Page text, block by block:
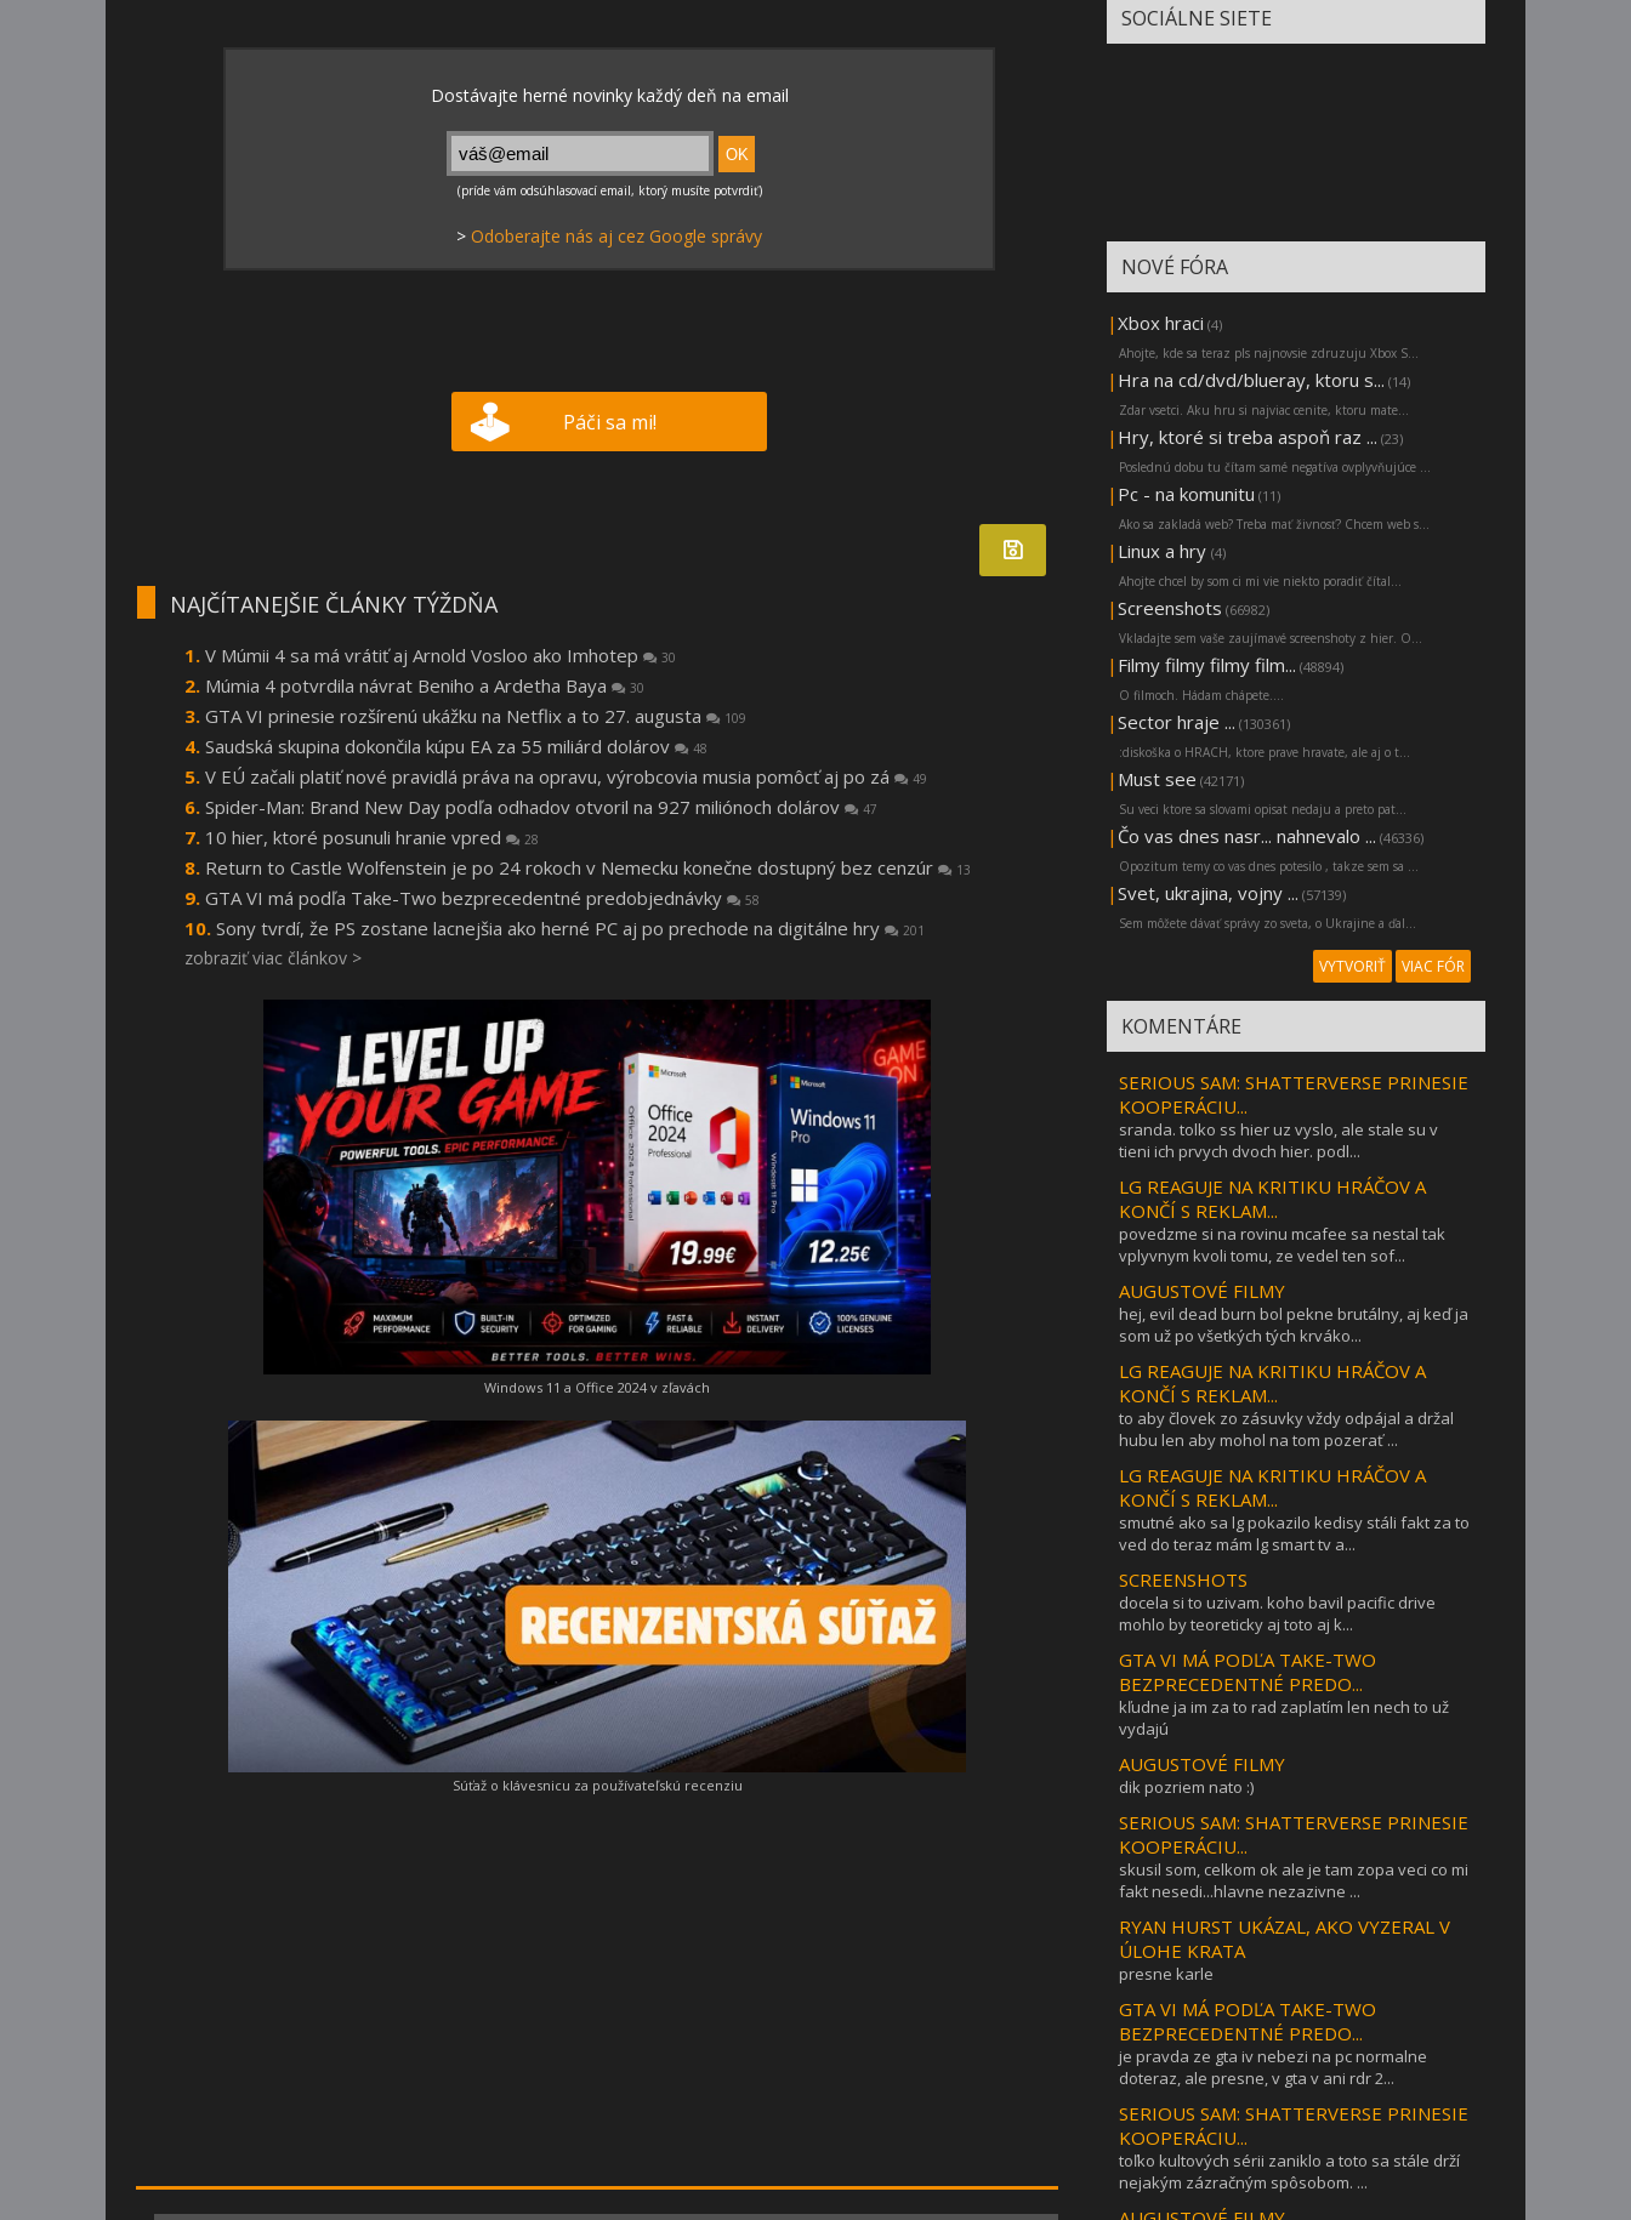
> Odoberajte nás aj cez Google správy
Páči sa mi!
NAJČÍTANEJŠIE ČLÁNKY TÝŽDŇA
V Múmii 4 sa má vrátiť aj Arnold Vosloo ako Imhotep 30
Múmia 4 potvrdila návrat Beniho a Ardetha Baya 30
GTA VI prinesie rozšírenú ukážku na Netflix a to 27. augusta 109
Saudská skupina dokončila kúpu EA za 55 miliárd dolárov 48
V EÚ začali platiť nové pravidlá práva na opravu, výrobcovia musia pomôcť aj po zá 49
Spider-Man: Brand New Day podľa odhadov otvoril na 927 miliónoch dolárov 47
10 hier, ktoré posunuli hranie vpred 28
Return to Castle Wolfenstein je po 24 rokoch v Nemecku konečne dostupný bez cenzúr 13
GTA VI má podľa Take-Two bezprecedentné predobjednávky 58
Sony tvrdí, že PS zostane lacnejšia ako herné PC aj po prechode na digitálne hry 201
zobraziť viac článkov >
Windows 11 a Office 2024 v zľavách
Súťaž o klávesnicu za používateľskú recenziu
SOCIÁLNE SIETE
NOVÉ FÓRA
| Xbox hraci (4)
Ahojte, kde sa teraz pls najnovsie zdruzuju Xbox S...
| Hra na cd/dvd/blueray, ktoru s... (14)
Zdar vsetci. Aku hru si najviac cenite, ktoru mate...
| Hry, ktoré si treba aspoň raz ... (23)
Poslednú dobu tu čítam samé negatíva ovplyvňujúce ...
| Pc - na komunitu (11)
Ako sa zakladá web? Treba mať živnosť? Chcem web s...
| Linux a hry (4)
Ahojte chcel by som ci mi vie niekto poradiť čítal...
| Screenshots (66982)
Vkladajte sem vaše zaujímavé screenshoty z hier. O...
| Filmy filmy filmy film... (48894)
O filmoch. Hádam chápete....
| Sector hraje ... (130361)
:diskoška o HRACH, ktore prave hravate, ale aj o t...
| Must see (42171)
Su veci ktore sa slovami opisat nedaju a preto pat...
| Čo vas dnes nasr... nahnevalo ... (46336)
Opozitum temy co vas dnes potesilo , takze sem sa ...
| Svet, ukrajina, vojny ... (57139)
Sem môžete dávať správy zo sveta, o Ukrajine a ďal...
VYTVORIŤ VIAC FÓR
KOMENTÁRE
SERIOUS SAM: SHATTERVERSE PRINESIE
KOOPERÁCIU...
sranda. tolko ss hier uz vyslo, ale stale su v
tieni ich prvych dvoch hier. podl...
LG REAGUJE NA KRITIKU HRÁČOV A
KONČÍ S REKLAM...
povedzme si na rovinu mcafee sa nestal tak
vplyvnym kvoli tomu, ze vedel ten sof...
AUGUSTOVÉ FILMY
hej, evil dead burn bol pekne brutálny, aj keď ja
som už po všetkých tých krváko...
LG REAGUJE NA KRITIKU HRÁČOV A
KONČÍ S REKLAM...
to aby človek zo zásuvky vždy odpájal a držal
hubu len aby mohol na tom pozerať ...
LG REAGUJE NA KRITIKU HRÁČOV A
KONČÍ S REKLAM...
smutné ako sa lg pokazilo kedisy stáli fakt za to
ved do teraz mám lg smart tv a...
SCREENSHOTS
docela si to uzivam. koho bavil pacific drive
mohlo by teoreticky aj toto aj k...
GTA VI MÁ PODĽA TAKE-TWO
BEZPRECEDENTNÉ PREDO...
kľudne ja im za to rad zaplatím len nech to už
vydajú
AUGUSTOVÉ FILMY
dik pozriem nato :)
SERIOUS SAM: SHATTERVERSE PRINESIE
KOOPERÁCIU...
skusil som, celkom ok ale je tam zopa veci co mi
fakt nesedi...hlavne nezazivne ...
RYAN HURST UKÁZAL, AKO VYZERAL V
ÚLOHE KRATA
presne karle
GTA VI MÁ PODĽA TAKE-TWO
BEZPRECEDENTNÉ PREDO...
je pravda ze gta iv nebezi na pc normalne
doteraz, ale presne, v gta v ani rdr 2...
SERIOUS SAM: SHATTERVERSE PRINESIE
KOOPERÁCIU...
toľko kultových sérii zaniklo a toto sa stále drží
nejakým zázračným spôsobom. ...